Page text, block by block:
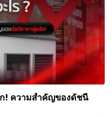
ก! ความสำคัญของดัชนี